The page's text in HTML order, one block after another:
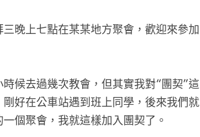
晚上七點在某某地方聚會，歡迎來參加
候去過幾次教會，但其實我對“團契”這
好在公車站遇到班上同學，後來我們就
個聚會，我就這樣加入團契了。